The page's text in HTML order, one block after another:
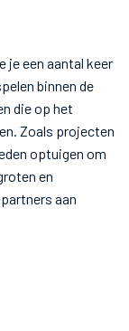
je een aantal keer
binnen de
die op het
Zoals projecten
optuigen om
en
aan